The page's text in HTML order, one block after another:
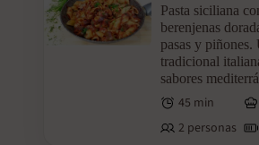
Pasta siciliana
berenjenas
pasas y piñones.
tradicional
sabores
45 min
2 personas